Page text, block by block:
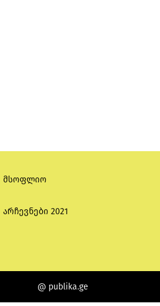
მსოფლიო
არჩევნები 2021
@ publika.ge